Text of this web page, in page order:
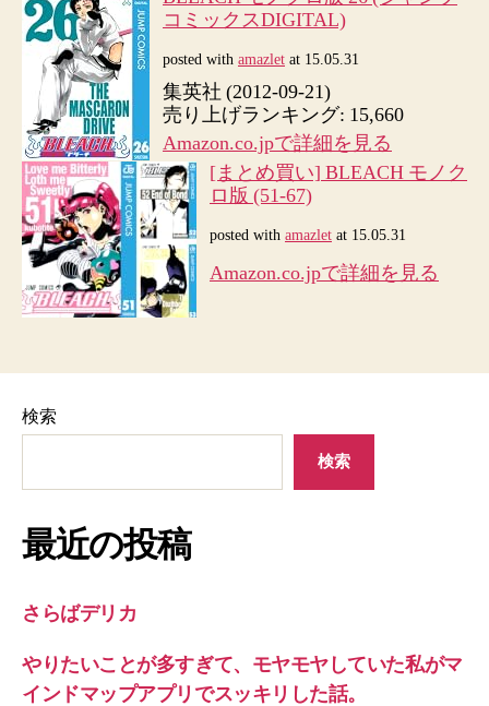
コミックスDIGITAL)
posted with amazlet at 15.05.31
集英社 (2012-09-21)
売り上げランキング: 15,660
Amazon.co.jpで詳細を見る
[まとめ買い] BLEACH モノク
ロ版 (51-67)
posted with amazlet at 15.05.31
Amazon.co.jpで詳細を見る
検索
検索
最近の投稿
さらばデリカ
やりたいことが多すぎて、モヤモヤしていた私がマ
インドマップアプリでスッキリした話。